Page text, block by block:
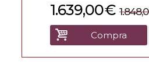
€
1.639,00
Compra